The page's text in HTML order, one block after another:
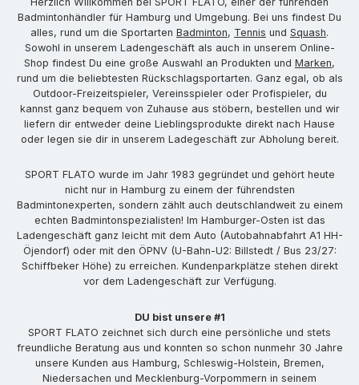
Badmintonhändler für Hamburg und Umgebung. Bei uns findest Du
alles, rund um die Sportarten Badminton, Tennis und Squash.
Sowohl in unserem Ladengeschäft als auch in unserem Online-
Shop findest Du eine große Auswahl an Produkten und Marken,
rund um die beliebtesten Rückschlagsportarten. Ganz egal, ob als
Outdoor-Freizeitspieler, Vereinsspieler oder Profispieler, du
kannst ganz bequem von Zuhause aus stöbern, bestellen und wir
liefern dir entweder deine Lieblingsprodukte direkt nach Hause
oder legen sie dir in unserem Ladegeschäft zur Abholung bereit.
SPORT FLATO wurde im Jahr 1983 gegründet und gehört heute
nicht nur in Hamburg zu einem der führendsten
Badmintonexperten, sondern zählt auch deutschlandweit zu einem
echten Badmintonspezialisten! Im Hamburger-Osten ist das
Ladengeschäft ganz leicht mit dem Auto (Autobahnabfahrt A1 HH-
Öjendorf) oder mit den ÖPNV (U-Bahn-U2: Billstedt / Bus 23/27:
Schiffbeker Höhe) zu erreichen. Kundenparkplätze stehen direkt
vor dem Ladengeschäft zur Verfügung.
DU bist unsere #1
SPORT FLATO zeichnet sich durch eine persönliche und stets
freundliche Beratung aus und konnten so schon nunmehr 30 Jahre
unsere Kunden aus Hamburg, Schleswig-Holstein, Bremen,
Niedersachen und Mecklenburg-Vorpommern in seinem